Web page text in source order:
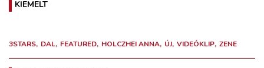
KIEMELT
3STARS DAL FEATURED HOLCZHEI ANNA ÚJ VIDEÓKLIP ZENE